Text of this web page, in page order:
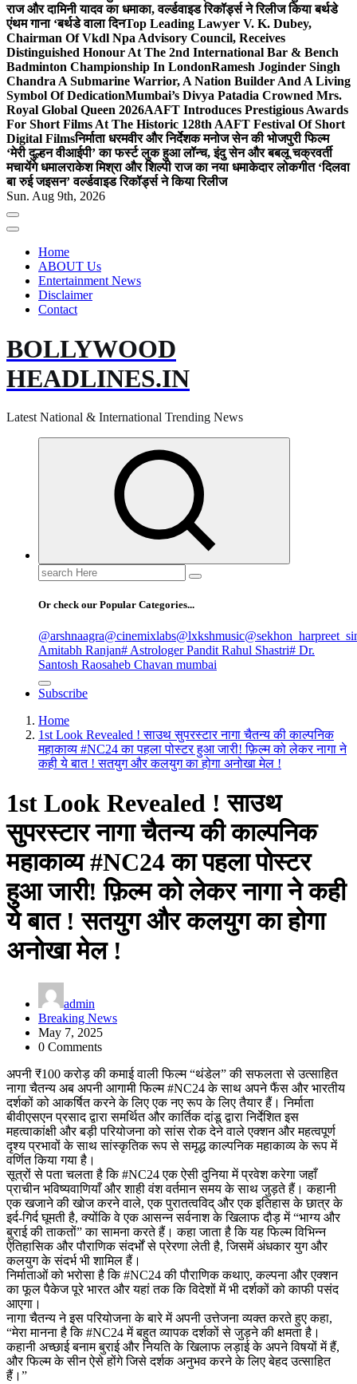
राज और दामिनी यादव का धमाका, वर्ल्डवाइड रिकॉर्ड्स ने रिलीज किया बर्थडे
एंथम गाना ‘बर्थडे वाला दिनTop Leading Lawyer V. K. Dubey,
Chairman Of Vkdl Npa Advisory Council, Receives
Distinguished Honour At The 2nd International Bar & Bench
Badminton Championship In LondonRamesh Joginder Singh
Chandra A Submarine Warrior, A Nation Builder And A Living
Symbol Of DedicationMumbai’s Divya Patadia Crowned Mrs.
Royal Global Queen 2026AAFT Introduces Prestigious Awards
For Short Films At The Historic 128th AAFT Festival Of Short
Digital Filmsनिर्माता धरमवीर और निर्देशक मनोज सेन की भोजपुरी फिल्म
‘मेरी दुल्हन वीआईपी’ का फर्स्ट लुक हुआ लॉन्च, इंदु सेन और बबलू चक्रवर्ती
मचायेंगे धमालराकेश मिश्रा और शिल्पी राज का नया धमाकेदार लोकगीत ‘दिलवा
बा रुई जइसन’ वर्ल्डवाइड रिकॉर्ड्स ने किया रिलीज
Sun. Aug 9th, 2026
Home
ABOUT Us
Entertainment News
Disclaimer
Contact
BOLLYWOOD
HEADLINES.IN
Latest National & International Trending News
Search
for:
Or check our Popular Categories...
@arshnaagra@cinemixlabs@lxkshmusic
Amitabh Ranjan# Astrologer Pandit Rahul Shastri# Dr.
Santosh Raosaheb Chavan mumbai
Subscribe
Home
1st Look Revealed ! साउथ सुपरस्टार नागा चैतन्य की काल्पनिक
महाकाव्य #NC24 का पहला पोस्टर हुआ जारी! फ़िल्म को लेकर नागा ने
कही ये बात ! सतयुग और कलयुग का होगा अनोखा मेल !
1st Look Revealed ! साउथ
सुपरस्टार नागा चैतन्य की काल्पनिक
महाकाव्य #NC24 का पहला पोस्टर
हुआ जारी! फ़िल्म को लेकर नागा ने कही
ये बात ! सतयुग और कलयुग का होगा
अनोखा मेल !
admin
Breaking News
May 7, 2025
0 Comments
अपनी ₹100 करोड़ की कमाई वाली फिल्म “थंडेल” की सफलता से उत्साहित
नागा चैतन्य अब अपनी आगामी फिल्म #NC24 के साथ अपने फैंस और भारतीय
दर्शकों को आकर्षित करने के लिए एक नए रूप के लिए तैयार हैं। निर्माता
बीवीएसएन प्रसाद द्वारा समर्थित और कार्तिक दांडू द्वारा निर्देशित इस
महत्वाकांक्षी और बड़ी परियोजना को सांस रोक देने वाले एक्शन और महत्वपूर्ण
दृश्य प्रभावों के साथ सांस्कृतिक रूप से समृद्ध काल्पनिक महाकाव्य के रूप में
वर्णित किया गया है।
सूत्रों से पता चलता है कि #NC24 एक ऐसी दुनिया में प्रवेश करेगा जहाँ
प्राचीन भविष्यवाणियाँ और शाही वंश वर्तमान समय के साथ जुड़ते हैं। कहानी
एक खजाने की खोज करने वाले, एक पुरातत्वविद् और एक इतिहास के छात्र के
इर्द-गिर्द घूमती है, क्योंकि वे एक आसन्न सर्वनाश के खिलाफ दौड़ में “भाग्य और
बुराई की ताकतों” का सामना करते हैं। कहा जाता है कि यह फिल्म विभिन्न
ऐतिहासिक और पौराणिक संदर्भों से प्रेरणा लेती है, जिसमें अंधकार युग और
कलयुग के संदर्भ भी शामिल हैं।
निर्माताओं को भरोसा है कि #NC24 की पौराणिक कथाए, कल्पना और एक्शन
का फूल पैकेज पूरे भारत और यहां तक कि विदेशों में भी दर्शकों को काफी पसंद
आएगा।
नागा चैतन्य ने इस परियोजना के बारे में अपनी उत्तेजना व्यक्त करते हुए कहा,
“मेरा मानना है कि #NC24 में बहुत व्यापक दर्शकों से जुड़ने की क्षमता है।
कहानी अच्छाई बनाम बुराई और नियति के खिलाफ लड़ाई के अपने विषयों में हैं,
और फिल्म के सीन ऐसे होंगे जिसे दर्शक अनुभव करने के लिए बेहद उत्साहित
हैं।”